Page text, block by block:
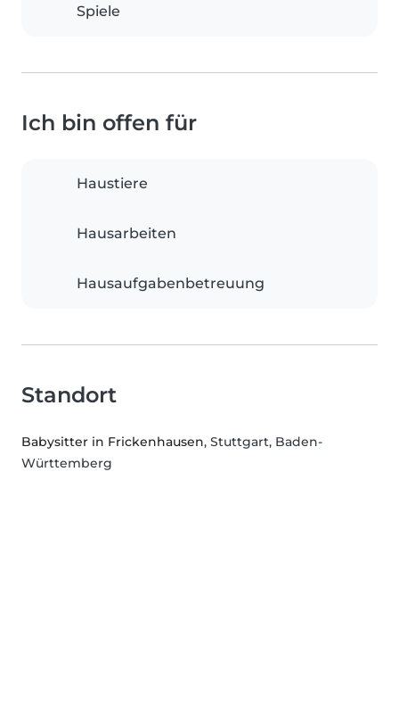
Spiele
Ich bin offen für
Haustiere
Hausarbeiten
Hausaufgabenbetreuung
Standort
Babysitter in Frickenhausen, Stuttgart, Baden-
Württemberg